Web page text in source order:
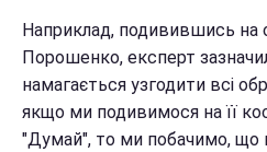
Наприклад, подивившись на
Порошенко, експерт
намагається узгодити всі
якщо ми подивимося на її
"Думай", то ми побачимо, що